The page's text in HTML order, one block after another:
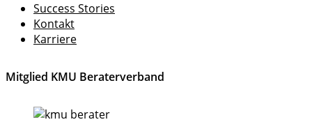
Success Stories
Kontakt
Karriere
Mitglied KMU Beraterverband